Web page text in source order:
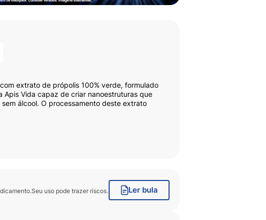
extrato de própolis 100% verde, formulado
Vida capaz de criar nanoestruturas que
álcool. O processamento deste extrato
a biodisponibilidade dos compostos
sendo possível alcançar a mesma
verde é um poderoso aliado para a saúde.
uso pode trazer riscos.
Ler bula